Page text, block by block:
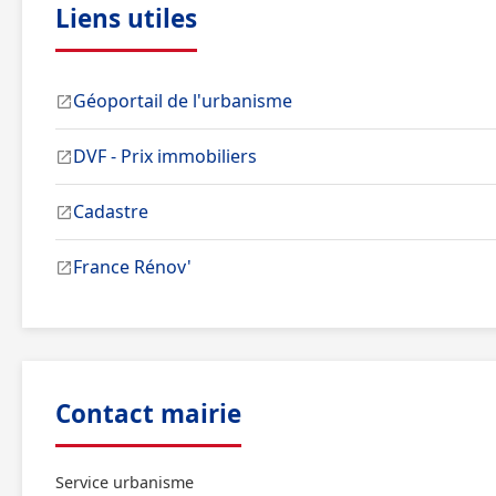
Liens utiles
Géoportail de l'urbanisme
DVF - Prix immobiliers
Cadastre
France Rénov'
Contact mairie
Service urbanisme